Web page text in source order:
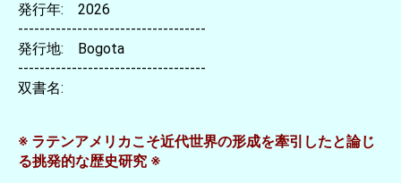
発行年: 2026
-----------------------------------
発行地: Bogota
-----------------------------------
双書名:
※ ラテンアメリカこそ近代世界の形成を牽引したと論じ
る挑発的な歴史研究 ※